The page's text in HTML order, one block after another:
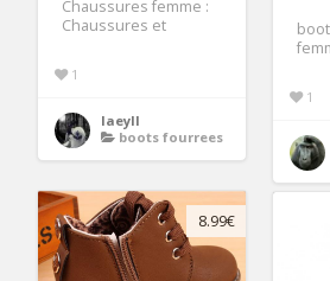
Chaussures femme :
Chaussures et
1
laeyll
boots fourrees
1
8.99€